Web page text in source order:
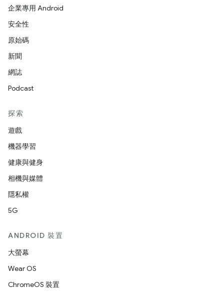
企業專用 Android
安全性
原始碼
新聞
網誌
Podcast
探索
遊戲
機器學習
健康與健身
相機與媒體
隱私權
5G
ANDROID 裝置
大螢幕
Wear OS
ChromeOS 裝置